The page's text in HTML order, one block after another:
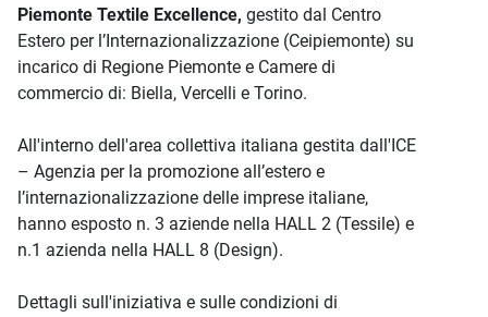
Piemonte Textile Excellence, gestito dal Centro
Estero per l’Internazionalizzazione (Ceipiemonte) su
incarico di Regione Piemonte e Camere di
commercio di: Biella, Vercelli e Torino.
All'interno dell'area collettiva italiana gestita dall'ICE
– Agenzia per la promozione all’estero e
l’internazionalizzazione delle imprese italiane,
hanno esposto n. 3 aziende nella HALL 2 (Tessile) e
n.1 azienda nella HALL 8 (Design).
Dettagli sull'iniziativa e sulle condizioni di